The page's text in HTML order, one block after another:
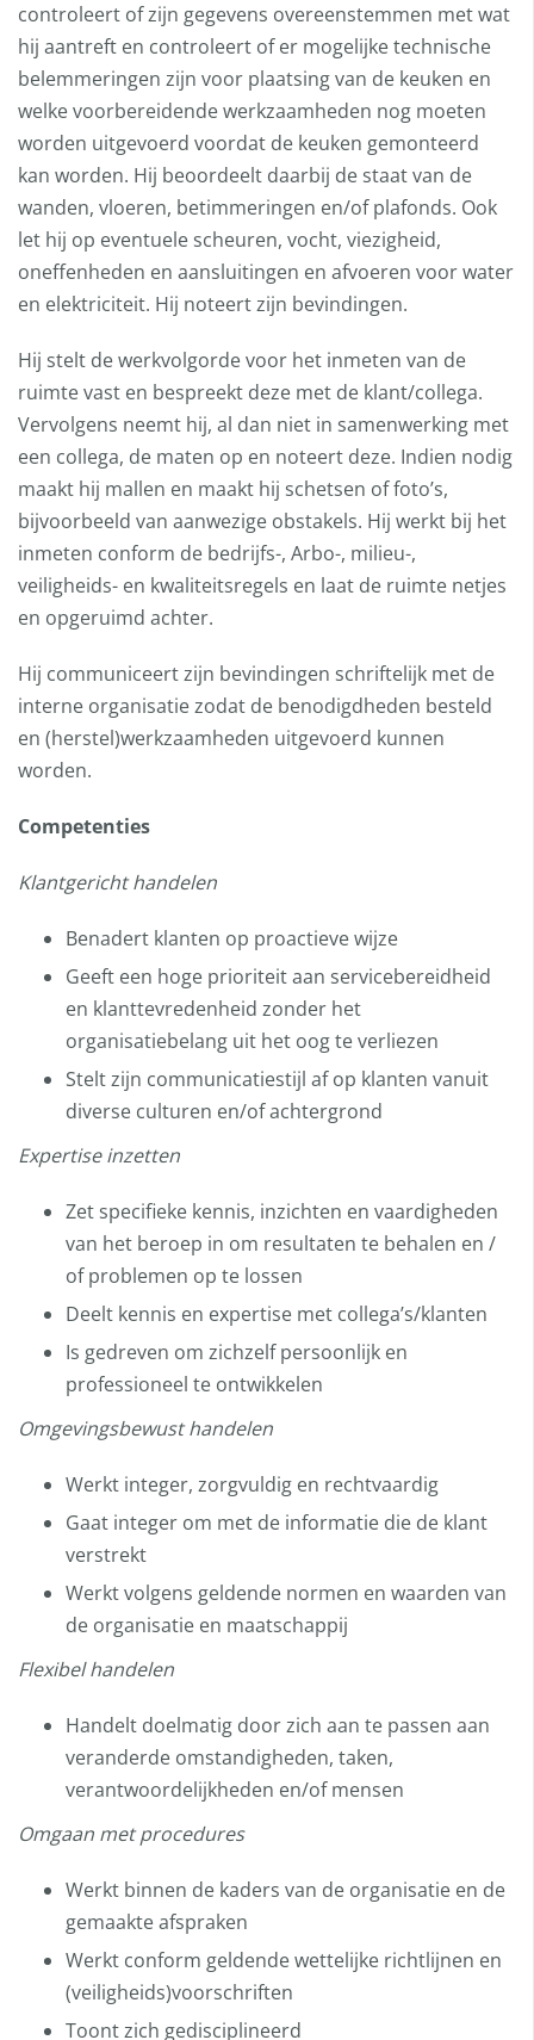
controleert of zijn gegevens overeenstemmen met wat
hij aantreft en controleert of er mogelijke technische
belemmeringen zijn voor plaatsing van de keuken en
welke voorbereidende werkzaamheden nog moeten
worden uitgevoerd voordat de keuken gemonteerd
kan worden. Hij beoordeelt daarbij de staat van de
wanden, vloeren, betimmeringen en/of plafonds. Ook
let hij op eventuele scheuren, vocht, viezigheid,
oneffenheden en aansluitingen en afvoeren voor water
en elektriciteit. Hij noteert zijn bevindingen.
Hij stelt de werkvolgorde voor het inmeten van de
ruimte vast en bespreekt deze met de klant/collega.
Vervolgens neemt hij, al dan niet in samenwerking met
een collega, de maten op en noteert deze. Indien nodig
maakt hij mallen en maakt hij schetsen of foto’s,
bijvoorbeeld van aanwezige obstakels. Hij werkt bij het
inmeten conform de bedrijfs-, Arbo-, milieu-,
veiligheids- en kwaliteitsregels en laat de ruimte netjes
en opgeruimd achter.
Hij communiceert zijn bevindingen schriftelijk met de
interne organisatie zodat de benodigdheden besteld
en (herstel)werkzaamheden uitgevoerd kunnen
worden.
Competenties
Klantgericht handelen
Benadert klanten op proactieve wijze
Geeft een hoge prioriteit aan servicebereidheid
en klanttevredenheid zonder het
organisatiebelang uit het oog te verliezen
Stelt zijn communicatiestijl af op klanten vanuit
diverse culturen en/of achtergrond
Expertise inzetten
Zet specifieke kennis, inzichten en vaardigheden
van het beroep in om resultaten te behalen en /
of problemen op te lossen
Deelt kennis en expertise met collega’s/klanten
Is gedreven om zichzelf persoonlijk en
professioneel te ontwikkelen
Omgevingsbewust handelen
Werkt integer, zorgvuldig en rechtvaardig
Gaat integer om met de informatie die de klant
verstrekt
Werkt volgens geldende normen en waarden van
de organisatie en maatschappij
Flexibel handelen
Handelt doelmatig door zich aan te passen aan
veranderde omstandigheden, taken,
verantwoordelijkheden en/of mensen
Omgaan met procedures
Werkt binnen de kaders van de organisatie en de
gemaakte afspraken
Werkt conform geldende wettelijke richtlijnen en
(veiligheids)voorschriften
Toont zich gedisciplineerd